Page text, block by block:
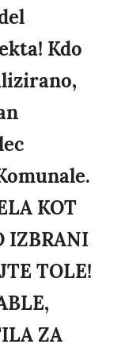
Kdo
KOT
IZBRANI
TOLE!
ZA